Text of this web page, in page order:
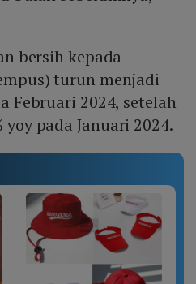
bersih kepada
turun menjadi
Februari 2024, setelah
pada Januari 2024.